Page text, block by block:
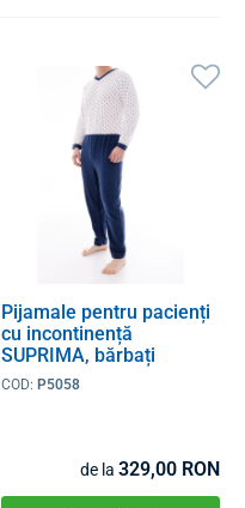
Pijamale pentru pacienți
cu incontinență
SUPRIMA, bărbați
COD:P5058
de la 329,00 RON